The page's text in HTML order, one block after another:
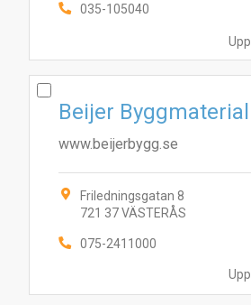
035-105040
Beijer
www.beijerbygg.se
Friledningsgatan 8
721 37 VÄSTERÅS
075-2411000